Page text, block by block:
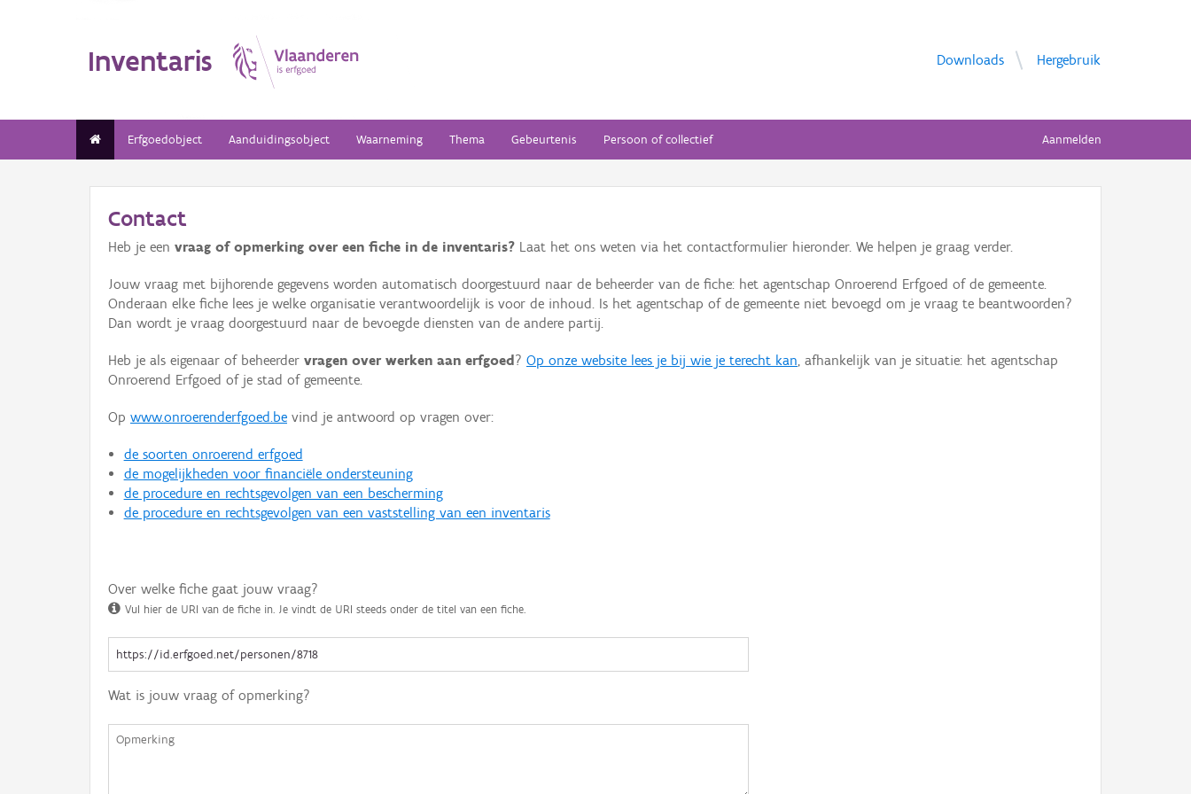
Inventaris Downloads Hergebruik
Erfgoedobject Aanduidingsobject Waarneming Thema Gebeurtenis Persoon of collectief Aanmelden
Contact
Heb je een vraag of opmerking over een fiche in de inventaris? Laat het ons weten via het contactformulier hieronder. We helpen je graag verder.
Jouw vraag met bijhorende gegevens worden automatisch doorgestuurd naar de beheerder van de fiche: het agentschap Onroerend Erfgoed of de gemeente.
Onderaan elke fiche lees je welke organisatie verantwoordelijk is voor de inhoud. Is het agentschap of de gemeente niet bevoegd om je vraag te beantwoorden?
Dan wordt je vraag doorgestuurd naar de bevoegde diensten van de andere partij.
Heb je als eigenaar of beheerder vragen over werken aan erfgoed ? Op onze website lees je bij wie je terecht kan, afhankelijk van je situatie: het agentschap
Onroerend Erfgoed of je stad of gemeente.
Op www.onroerenderfgoed.be vind je antwoord op vragen over:
de soorten onroerend erfgoed
de mogelijkheden voor financiële ondersteuning
de procedure en rechtsgevolgen van een bescherming
de procedure en rechtsgevolgen van een vaststelling van een inventaris
Over welke fiche gaat jouw vraag?
Vul hier de URI van de fiche in. Je vindt de URI steeds onder de titel van een fiche.
Wat is jouw vraag of opmerking?